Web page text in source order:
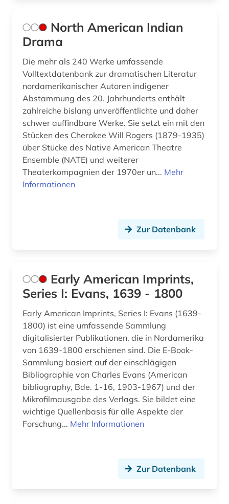
North American Indian
Drama
Die mehr als 240 Werke umfassende
Volltextdatenbank zur dramatischen Literatur
nordamerikanischer Autoren indigener
Abstammung des 20. Jahrhunderts enthält
zahlreiche bislang unveröffentlichte und daher
schwer auffindbare Werke. Sie setzt ein mit den
Stücken des Cherokee Will Rogers (1879-1935)
über Stücke des Native American Theatre
Ensemble (NATE) und weiterer
Theaterkompagnien der 1970er un... Mehr
Informationen
Zur Datenbank
Early American Imprints,
Series I: Evans, 1639 - 1800
Early American Imprints, Series I: Evans (1639-
1800) ist eine umfassende Sammlung
digitalisierter Publikationen, die in Nordamerika
von 1639-1800 erschienen sind. Die E-Book-
Sammlung basiert auf der einschlägigen
Bibliographie von Charles Evans (American
bibliography, Bde. 1-16, 1903-1967) und der
Mikrofilmausgabe des Verlags. Sie bildet eine
wichtige Quellenbasis für alle Aspekte der
Forschung... Mehr Informationen
Zur Datenbank